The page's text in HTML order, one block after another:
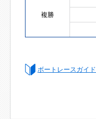
複勝
ボートレースガイ